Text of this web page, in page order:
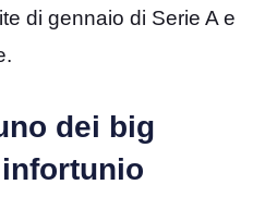
di gennaio di Serie A e
dei big